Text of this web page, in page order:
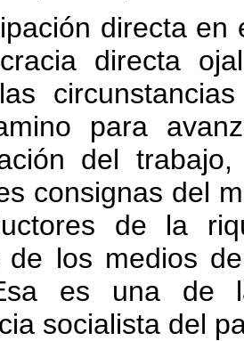
directa
directa
para
del
consignas del
de la
de los medios
es una de
socialista del